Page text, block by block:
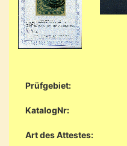
Prüfgebiet:
KatalogNr:
Art des Attestes: